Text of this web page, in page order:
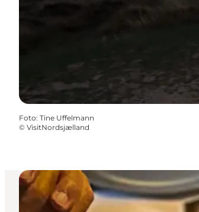
Foto: Tine Uffelmann
© VisitNordsjælland